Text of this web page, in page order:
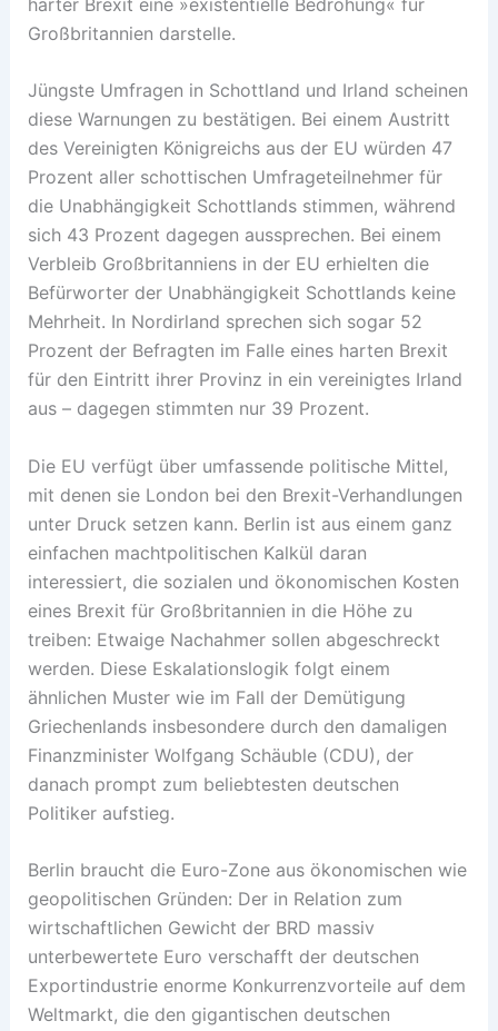
Großbritannien darstelle.
Jüngste Umfragen in Schottland und Irland scheinen
diese Warnungen zu bestätigen. Bei einem Austritt
des Vereinigten Königreichs aus der EU würden 47
Prozent aller schottischen Umfrageteilnehmer für
die Unabhängigkeit Schottlands stimmen, während
sich 43 Prozent dagegen aussprechen. Bei einem
Verbleib Großbritanniens in der EU erhielten die
Befürworter der Unabhängigkeit Schottlands keine
Mehrheit. In Nordirland sprechen sich sogar 52
Prozent der Befragten im Falle eines harten Brexit
für den Eintritt ihrer Provinz in ein vereinigtes Irland
aus – dagegen stimmten nur 39 Prozent.
Die EU verfügt über umfassende politische Mittel,
mit denen sie London bei den Brexit-Verhandlungen
unter Druck setzen kann. Berlin ist aus einem ganz
einfachen machtpolitischen Kalkül daran
interessiert, die sozialen und ökonomischen Kosten
eines Brexit für Großbritannien in die Höhe zu
treiben: Etwaige Nachahmer sollen abgeschreckt
werden. Diese Eskalationslogik folgt einem
ähnlichen Muster wie im Fall der Demütigung
Griechenlands insbesondere durch den damaligen
Finanzminister Wolfgang Schäuble (CDU), der
danach prompt zum beliebtesten deutschen
Politiker aufstieg.
Berlin braucht die Euro-Zone aus ökonomischen wie
geopolitischen Gründen: Der in Relation zum
wirtschaftlichen Gewicht der BRD massiv
unterbewertete Euro verschafft der deutschen
Exportindustrie enorme Konkurrenzvorteile auf dem
Weltmarkt, die den gigantischen deutschen